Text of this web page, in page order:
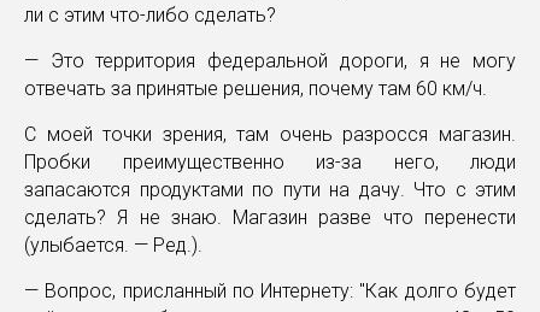
ли с этим что-либо сделать?
— Это территория федеральной дороги, я не могу
отвечать за принятые решения, почему там 60 км/ч.
С моей точки зрения, там очень разросся магазин.
Пробки преимущественно из-за него, люди
запасаются продуктами по пути на дачу. Что с этим
сделать? Я не знаю. Магазин разве что перенести
(улыбается. — Ред.).
— Вопрос, присланный по Интернету: "Как долго будет